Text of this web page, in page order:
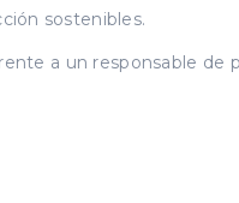
sostenibles.
a un responsable